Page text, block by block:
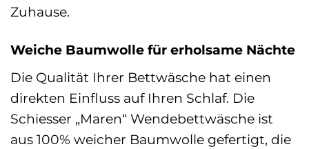
Zuhause.
Weiche Baumwolle für erholsame Nächte
Die Qualität Ihrer Bettwäsche hat einen
direkten Einfluss auf Ihren Schlaf. Die
Schiesser „Maren“ Wendebettwäsche ist
aus 100% weicher Baumwolle gefertigt, die